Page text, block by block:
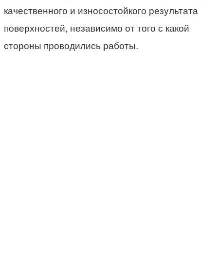
качественного и износостойкого результата
поверхностей, независимо от того с какой
стороны проводились работы.